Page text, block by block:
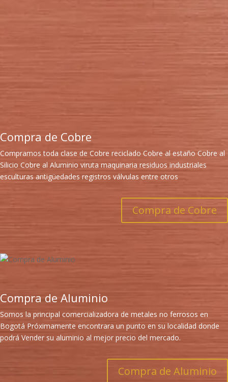
Compra de Cobre
Compramos toda clase de Cobre reciclado Cobre al estaño Cobre al
Silicio Cobre al Aluminio viruta maquinaria residuos industriales
esculturas antigüedades registros válvulas entre otros
Compra de Cobre
Compra de Aluminio
Somos la principal comercializadora de metales no ferrosos en
Bogotá Próximamente encontrara un punto en su localidad donde
podrá Vender su aluminio al mejor precio del mercado.
Compra de Aluminio